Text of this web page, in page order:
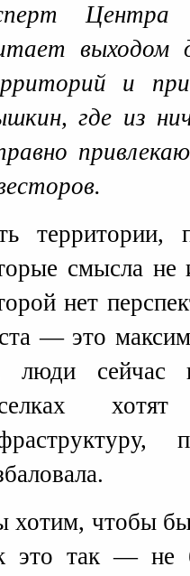
выходом
и
где из
территории,
смысла не
нет
— это
люди сейчас
чтобы
это так — не